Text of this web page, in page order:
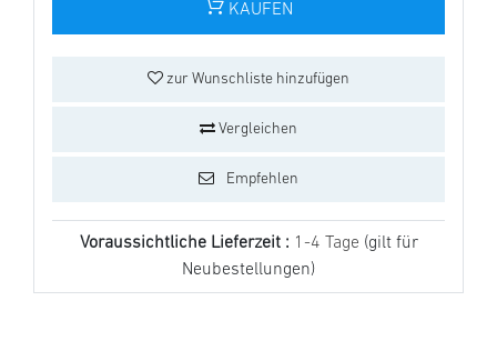
KAUFEN
zur Wunschliste hinzufügen
Vergleichen
Empfehlen
Voraussichtliche Lieferzeit : 1-4 Tage (gilt für
Neubestellungen)